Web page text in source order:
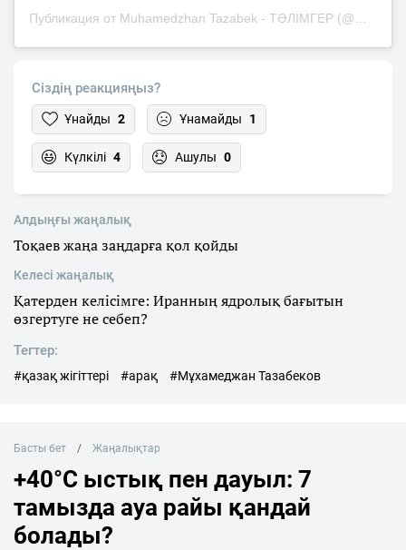
Сіздің реакцияңыз?
Ұнайды 2 Ұнамайды 1
Күлкілі 4 Ашулы 0
Алдыңғы жаңалық
Тоқаев жаңа заңдарға қол қойды
Келесі жаңалық
Қатерден келісімге: Иранның ядролық бағытын
өзгертуге не себеп?
Тегтер:
#қазақ жігіттері #арақ #Мұхамеджан Тазабеков
Басты бет Жаңалықтар
+40°C ыстық пен дауыл: 7
тамызда ауа райы қандай
болады?